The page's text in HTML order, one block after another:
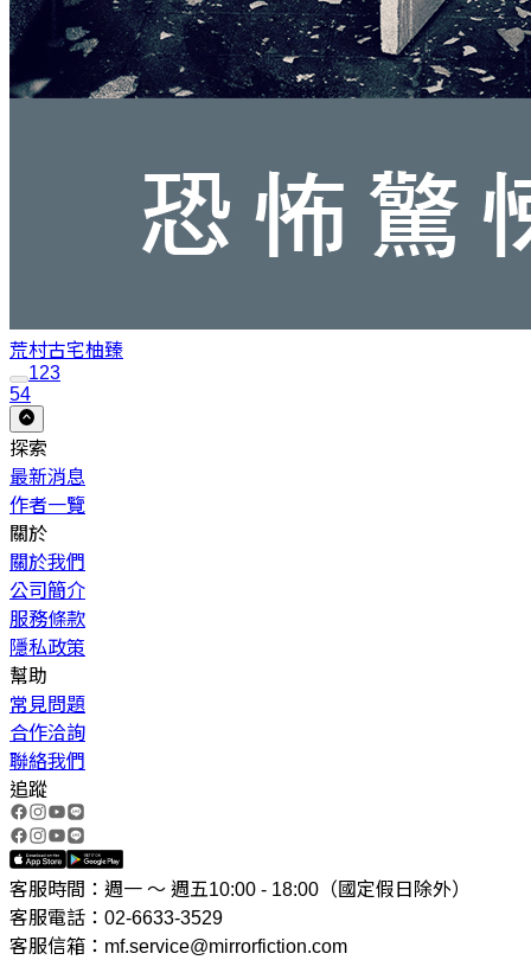
荒村古宅柚臻
123
54
探索
最新消息
作者一覽
關於
關於我們
公司簡介
服務條款
隱私政策
幫助
常見問題
合作洽詢
聯絡我們
追蹤
客服時間：週一 ～ 週五10:00 - 18:00（國定假日除外）
客服電話：02-6633-3529
客服信箱：mf.service@mirrorfiction.com